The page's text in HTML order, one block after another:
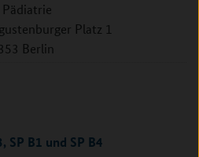
Platz 1
Berlin
SP B1 und SP B4